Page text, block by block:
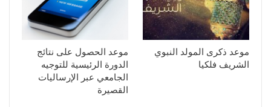
موعد ذكرى المولد النبوي
الشريف فلكيا
موعد الحصول على نتائج
الدورة الرئيسية للتوجيه
الجامعي عبر الإرساليات
القصيرة